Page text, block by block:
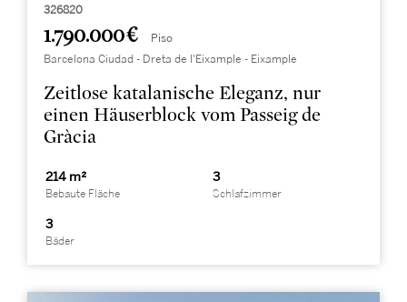
326820
1.790.000 € Piso
Barcelona Ciudad - Dreta de l'Eixample - Eixample
Zeitlose katalanische Eleganz, nur
einen Häuserblock vom Passeig de
Gràcia
214 m²
Bebaute Fläche
3
Schlafzimmer
3
Bäder